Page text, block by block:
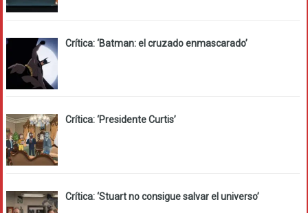
Crítica: ‘Batman: el cruzado enmascarado’
Crítica: ‘Presidente Curtis’
Crítica: ‘Stuart no consigue salvar el universo’